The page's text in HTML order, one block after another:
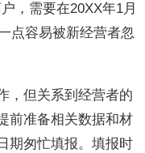
，需要在20XX年1月
点容易被新经营者忽
，但关系到经营者的
前准备相关数据和材
期匆忙填报。填报时